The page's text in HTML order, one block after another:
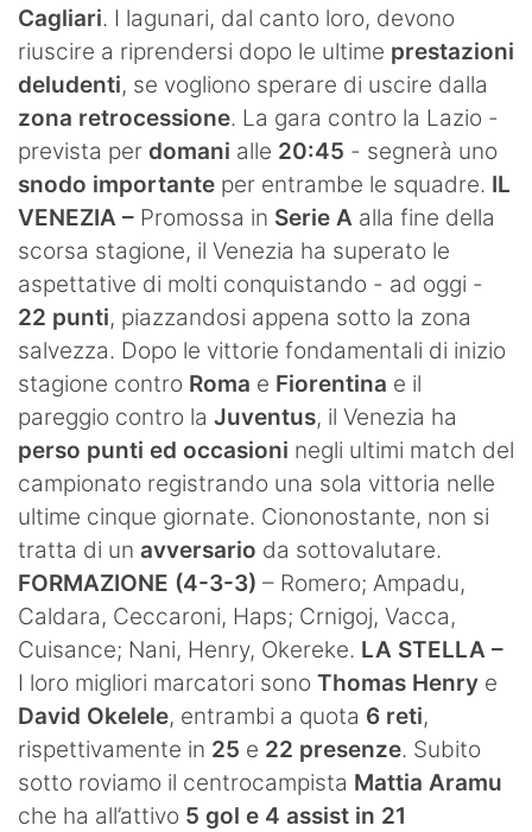
Cagliari. I lagunari, dal canto loro, devono
riuscire a riprendersi dopo le ultime prestazioni
deludenti, se vogliono sperare di uscire dalla
zona retrocessione. La gara contro la Lazio -
prevista per domani alle 20:45 - segnerà uno
snodo importante per entrambe le squadre. IL
VENEZIA – Promossa in Serie A alla fine della
scorsa stagione, il Venezia ha superato le
aspettative di molti conquistando - ad oggi -
22 punti, piazzandosi appena sotto la zona
salvezza. Dopo le vittorie fondamentali di inizio
stagione contro Roma e Fiorentina e il
pareggio contro la Juventus, il Venezia ha
perso punti ed occasioni negli ultimi match del
campionato registrando una sola vittoria nelle
ultime cinque giornate. Ciononostante, non si
tratta di un avversario da sottovalutare.
FORMAZIONE (4-3-3) – Romero; Ampadu,
Caldara, Ceccaroni, Haps; Crnigoj, Vacca,
Cuisance; Nani, Henry, Okereke. LA STELLA –
I loro migliori marcatori sono Thomas Henry e
David Okelele, entrambi a quota 6 reti,
rispettivamente in 25 e 22 presenze. Subito
sotto roviamo il centrocampista Mattia Aramu
che ha all’attivo 5 gol e 4 assist in 21